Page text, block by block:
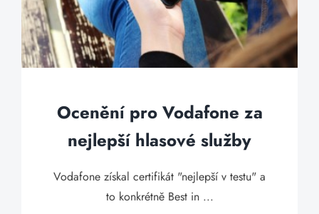
Ocenění pro Vodafone za
nejlepší hlasové služby
Vodafone získal certifikát "nejlepší v testu" a
to konkrétně Best in ...